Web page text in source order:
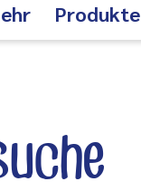
Produkte